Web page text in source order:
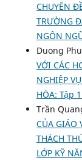
CHUYÊN
TRƯỜNG
NGÔN
Duong
VỚI CÁC
NGHIỆP VỤ
HÓA: Tập
Trần
CỦA GIÁO
THÁCH
LỚP KỸ